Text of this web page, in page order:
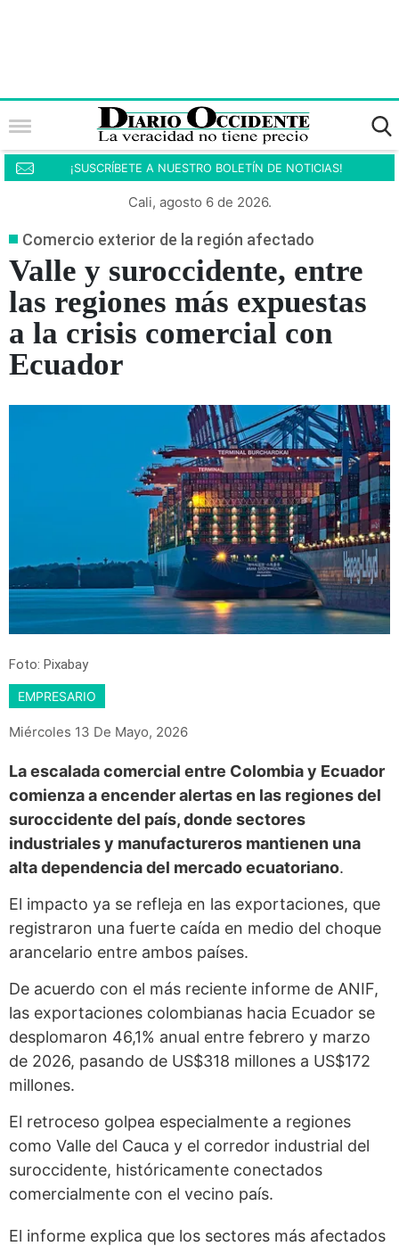
¡SUSCRÍBETE A NUESTRO BOLETÍN DE NOTICIAS!
Cali, agosto 6 de 2026.
Comercio exterior de la región afectado
Valle y suroccidente, entre
las regiones más expuestas
a la crisis comercial con
Ecuador
Foto: Pixabay
EMPRESARIO
Miércoles 13 De Mayo, 2026
La escalada comercial entre Colombia y Ecuador
comienza a encender alertas en las regiones del
suroccidente del país, donde sectores
industriales y manufactureros mantienen una
alta dependencia del mercado ecuatoriano.
El impacto ya se refleja en las exportaciones, que
registraron una fuerte caída en medio del choque
arancelario entre ambos países.
De acuerdo con el más reciente informe de ANIF,
las exportaciones colombianas hacia Ecuador se
desplomaron 46,1% anual entre febrero y marzo
de 2026, pasando de US$318 millones a US$172
millones.
El retroceso golpea especialmente a regiones
como Valle del Cauca y el corredor industrial del
suroccidente, históricamente conectados
comercialmente con el vecino país.
El informe explica que los sectores más afectados